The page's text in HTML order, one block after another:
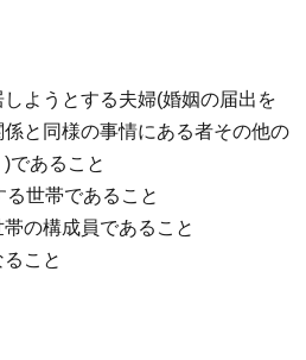
ようとする夫婦(婚姻の届出を
と同様の事情にある者その他の
であること
世帯であること
の構成員であること
こと